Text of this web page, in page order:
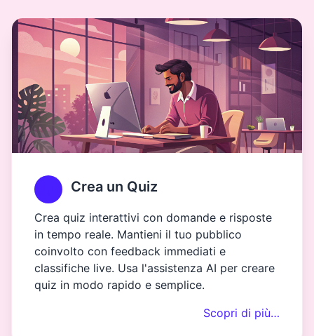
Crea un Quiz
Crea quiz interattivi con domande e risposte
in tempo reale. Mantieni il tuo pubblico
coinvolto con feedback immediati e
classifiche live. Usa l'assistenza AI per creare
quiz in modo rapido e semplice.
Scopri di più…